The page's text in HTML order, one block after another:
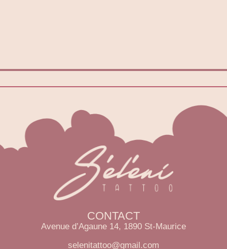
CONTACT
Avenue d’Agaune 14, 1890 St-Maurice
selenitattoo@gmail.com